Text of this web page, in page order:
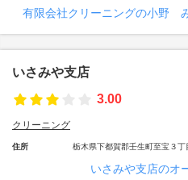
有限会社クリーニングの小野
いさみや支店
3.00
クリーニング
住所 栃木県下都賀郡壬生町至宝３丁
いさみや支店のオ